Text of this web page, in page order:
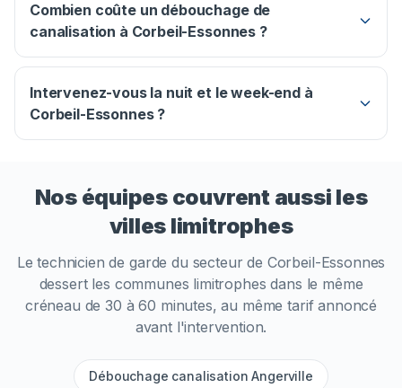
Combien coûte un débouchage de
canalisation à Corbeil-Essonnes ?
Intervenez-vous la nuit et le week-end à
Corbeil-Essonnes ?
Nos équipes couvrent aussi les
villes limitrophes
Le technicien de garde du secteur de Corbeil-Essonnes
dessert les communes limitrophes dans le même
créneau de 30 à 60 minutes, au même tarif annoncé
avant l'intervention.
Débouchage canalisation Angerville